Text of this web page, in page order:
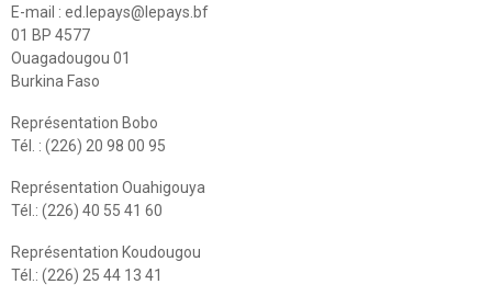
E-mail : ed.lepays@lepays.bf
01 BP 4577
Ouagadougou 01
Burkina Faso
Représentation Bobo
Tél. : (226) 20 98 00 95
Représentation Ouahigouya
Tél.: (226) 40 55 41 60
Représentation Koudougou
Tél.: (226) 25 44 13 41